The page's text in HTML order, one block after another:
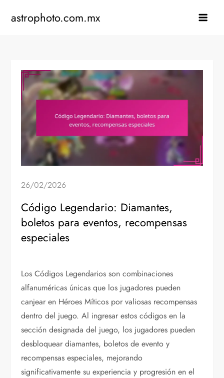
astrophoto.com.mx
26/02/2026
Código Legendario: Diamantes,
boletos para eventos, recompensas
especiales
Los Códigos Legendarios son combinaciones
alfanuméricas únicas que los jugadores pueden
canjear en Héroes Míticos por valiosas recompensas
dentro del juego. Al ingresar estos códigos en la
sección designada del juego, los jugadores pueden
desbloquear diamantes, boletos de evento y
recompensas especiales, mejorando
significativamente su experiencia y progresión en el